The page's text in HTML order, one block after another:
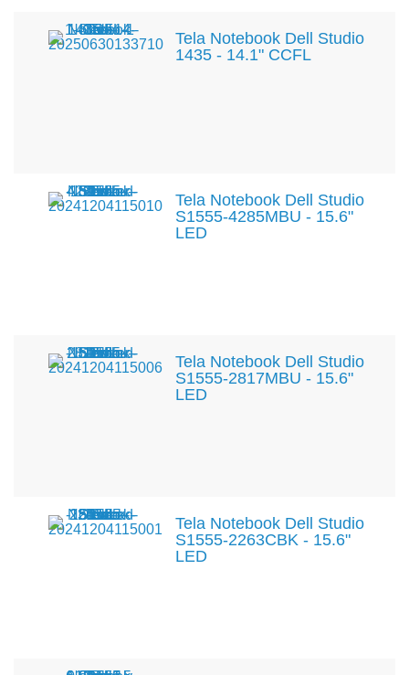
Tela Notebook Dell Studio
1435 - 14.1" CCFL
Tela Notebook Dell Studio
S1555-4285MBU - 15.6"
LED
Tela Notebook Dell Studio
S1555-2817MBU - 15.6"
LED
Tela Notebook Dell Studio
S1555-2263CBK - 15.6"
LED